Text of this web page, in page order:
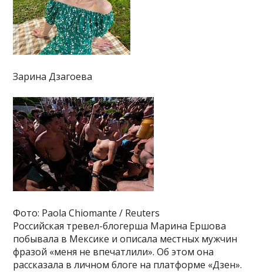
Зарина Дзагоева
Фото: Paola Chiomante / Reuters
Российская тревел-блогерша Марина Ершова
побывала в Мексике и описала местных мужчин
фразой «меня не впечатлили». Об этом она
рассказала в личном блоге на платформе «Дзен».